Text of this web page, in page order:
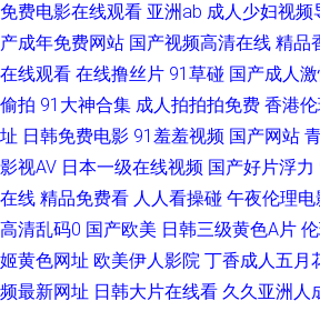
伊人成人婷婷 97狠狠色先锋 超碰在线激情影音
场 www老司机av 国产夫妻啪啪在线 另类黑人av
狼友网 97色骚 传媒AV影视 狠狠天天干 人人色人
频 成人瑟瑟网站 九一福利网 美女深夜福利91 午
观看 欧美淫色网 51久草在线播放 大香蕉伊75 久
亚洲AV色色导航 91羞羞视频 国产AV理论电影 老
免费电影在线观看 亚洲ab 成人少妇视频
产成年免费网站 国产视频高清在线 精品
在线观看 在线撸丝片 91草碰 国产成人
偷拍 91大神合集 成人拍拍拍免费 香港
址 日韩免费电影 91羞羞视频 国产网站
影视AV 日本一级在线视频 国产好片浮力
在线 精品免费看 人人看操碰 午夜伦理电
高清乱码0 国产欧美 日韩三级黄色A片
姬黄色网址 欧美伊人影院 丁香成人五月
频最新网址 日韩大片在线看 久久亚洲人